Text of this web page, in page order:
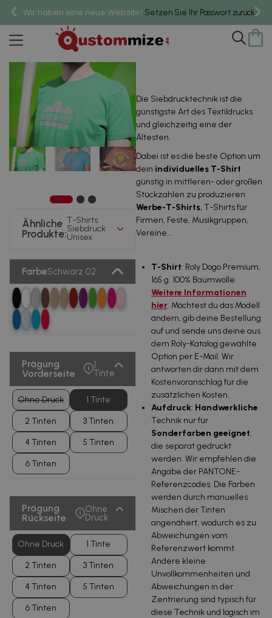
Wir haben eine neue Website! Setzen Sie Ihr Passwort zurück,um
T-Shirts Siebdruck Unisex
Ähnliche
Produkte:
T-Shirts
Siebdruck
Unisex
FarbeSchwarz 02
Prägung
Vorderseite
1
Tinte
Ohne Druck 1 Tinte
2 Tinten 3 Tinten
4 Tinten 5 Tinten
6 Tinten
Prägung
Rückseite
Ohne
Druck
Ohne Druck 1 Tinte
2 Tinten 3 Tinten
4 Tinten 5 Tinten
6 Tinten
Die Siebdrucktechnik ist die
günstigste Art des Textildrucks
und gleichzeitig eine der
Ältesten.
Dabei ist es die beste Option um
dein individuelles T-Shirt
günstig in mittleren- oder großen
Stückzahlen zu produzieren:
Werbe-T-Shirts, T-Shirts für
Firmen, Feste, Musikgruppen,
Vereine…
T-Shirt: Roly Dogo Premium,
165 g. 100% Baumwolle.
Weitere Informationen
hier. Möchtest du das Modell
ändern, gib deine Bestellung
auf und sende uns deine aus
dem Roly-Katalog gewählte
Option per E-Mail. Wir
antworten dir dann mit dem
Kostenvoranschlag für die
zusätzlichen Kosten.
Aufdruck: Handwerkliche
Technik nur für
Sonderfarben geeignet,
die separat gedruckt
werden. Wir empfehlen die
Angabe der PANTONE-
Referenzcodes. Die Farben
werden durch manuelles
Mischen der Tinten
angenähert, wodurch es zu
Abweichungen vom
Referenzwert kommt.
Andere kleine
Unvollkommenheiten und
Abweichungen in der
Zentrierung sind typisch für
diese Technik und logisch im